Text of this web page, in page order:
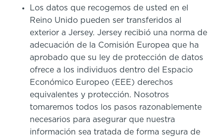
Los datos que recogemos de usted en el
Reino Unido pueden ser transferidos al
exterior a Jersey. Jersey recibió una norma de
adecuación de la Comisión Europea que ha
aprobado que su ley de protección de datos
ofrece a los individuos dentro del Espacio
Económico Europeo (EEE) derechos
equivalentes y protección. Nosotros
tomaremos todos los pasos razonablemente
necesarios para asegurar que nuestra
información sea tratada de forma segura de